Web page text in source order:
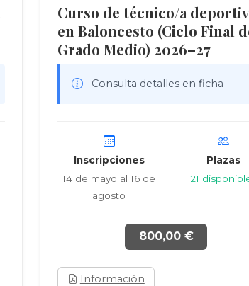
Curso de técnico/a
en Baloncesto (Ciclo Final
Grado Medio) 2026–27
Consulta detalles en ficha
Inscripciones
14 de mayo al 16 de
agosto
Plazas
21
800,00 €
Información